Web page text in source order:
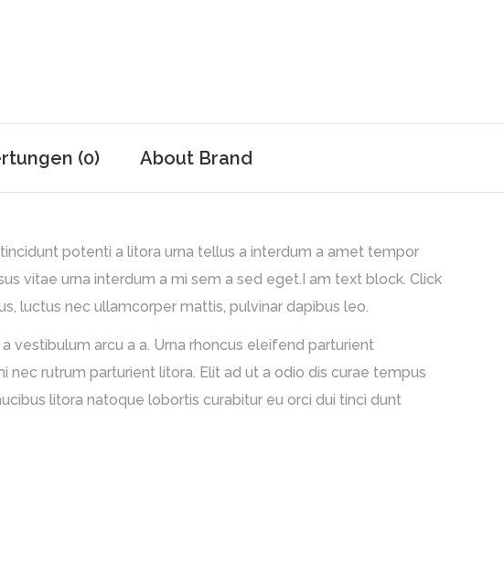
(0) About Brand
potenti a litora urna tellus a interdum a amet tempor
vitae urna interdum a mi sem a sed eget.I am text block. Click
luctus nec ullamcorper mattis, pulvinar dapibus leo.
vestibulum arcu a a. Urna rhoncus eleifend parturient
rutrum parturient litora. Elit ad ut a odio dis curae tempus
litora natoque lobortis curabitur eu orci dui tinci dunt